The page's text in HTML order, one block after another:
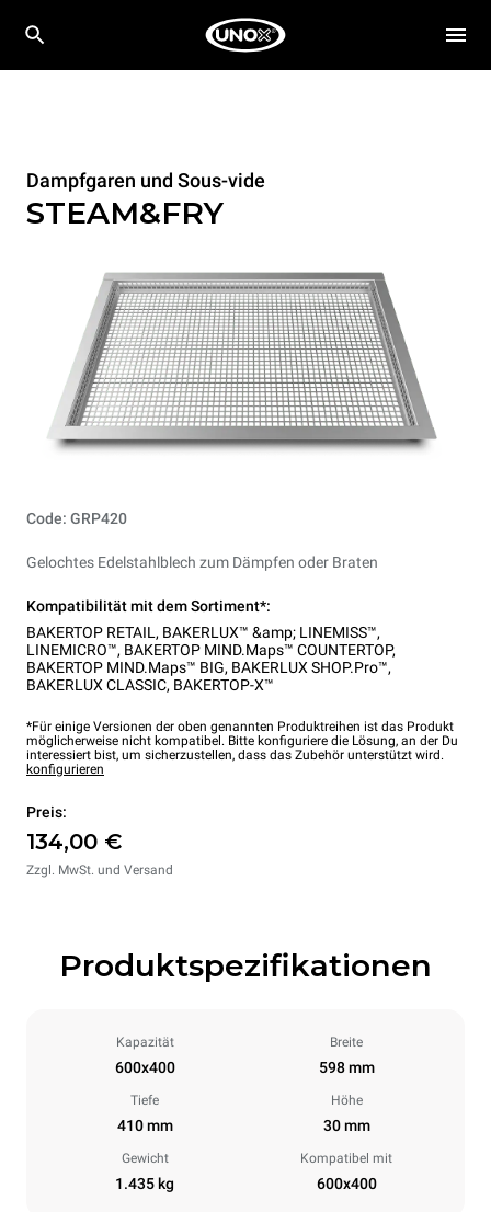
Dampfgaren und Sous-vide
STEAM&FRY
Code: GRP420
Gelochtes Edelstahlblech zum Dämpfen oder Braten
Kompatibilität mit dem Sortiment*:
BAKERTOP RETAIL, BAKERLUX™ &amp; LINEMISS™,
LINEMICRO™, BAKERTOP MIND.Maps™ COUNTERTOP,
BAKERTOP MIND.Maps™ BIG, BAKERLUX SHOP.Pro™,
BAKERLUX CLASSIC, BAKERTOP-X™
*Für einige Versionen der oben genannten Produktreihen ist das Produkt
möglicherweise nicht kompatibel. Bitte konfiguriere die Lösung, an der Du
interessiert bist, um sicherzustellen, dass das Zubehör unterstützt wird.
konfigurieren
Preis:
134,00 €
Zzgl. MwSt. und Versand
Produktspezifikationen
Kapazität
600x400
Breite
598 mm
Tiefe
410 mm
Höhe
30 mm
Gewicht
1.435 kg
Kompatibel mit
600x400